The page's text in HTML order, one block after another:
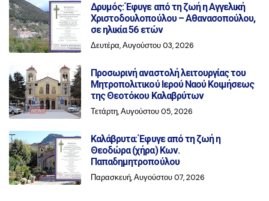
Δρυμός: Έφυγε από τη ζωή η Αγγελική
Χριστοδουλοπούλου – Αθανασοπούλου,
σε ηλικία 56 ετών
Δευτέρα, Αυγούστου 03, 2026
Προσωρινή αναστολή λειτουργίας του
Μητροπολιτικού Ιερού Ναού Κοιμήσεως
της Θεοτόκου Καλαβρύτων
Τετάρτη, Αυγούστου 05, 2026
Καλάβρυτα: Έφυγε από τη ζωή η
Θεοδώρα (χήρα) Κων.
Παπαδημητροπούλου
Παρασκευή, Αυγούστου 07, 2026